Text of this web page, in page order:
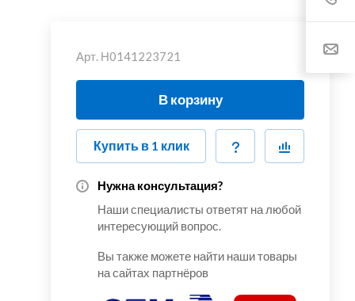
Арт. Н0141223721
В корзину
Купить в 1 клик
Нужна консультация?
Наши специалисты ответят на любой
интересующий вопрос.
Вы также можете найти наши товары
на сайтах партнёров